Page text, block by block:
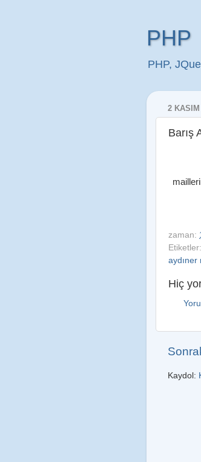
PHP
PHP,
2 KASIM
Barış
zaman:
Etiketler:
aydıner
Hiç
Kaydol: